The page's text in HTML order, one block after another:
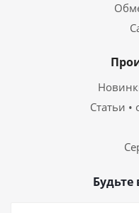
Статьи •
Будьте